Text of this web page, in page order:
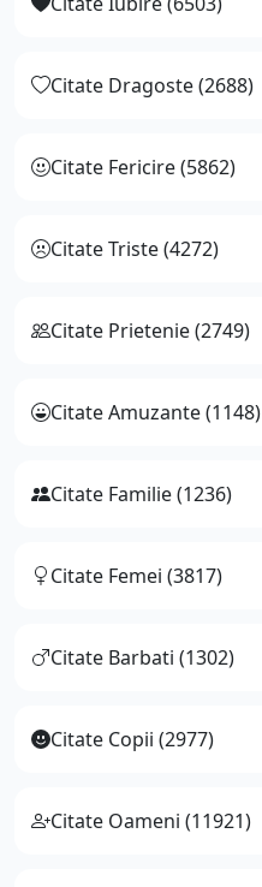
Citate Dragoste (2688)
Citate Fericire (5862)
Citate Triste (4272)
Citate Prietenie (2749)
Citate Amuzante (1148)
Citate Familie (1236)
Citate Femei (3817)
Citate Barbati (1302)
Citate Copii (2977)
Citate Oameni (11921)